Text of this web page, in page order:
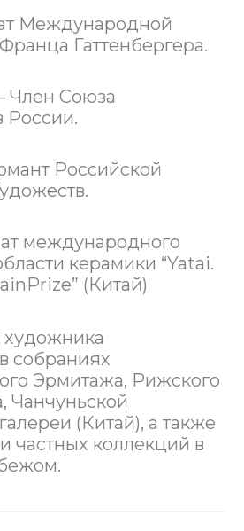
Международной
Гаттенбергера.
Член Союза
России.
Российской
международного
керамики “Yatai.
(Китай)
собраниях
Эрмитажа, Рижского
Чанчуньской
(Китай), а также
частных коллекций в